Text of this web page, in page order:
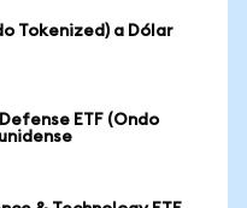
Tokenized) a Dólar
ETF (Ondo